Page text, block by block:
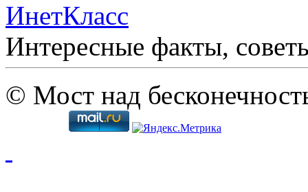
ИнетКласс
Интересные факты,
© Мост над